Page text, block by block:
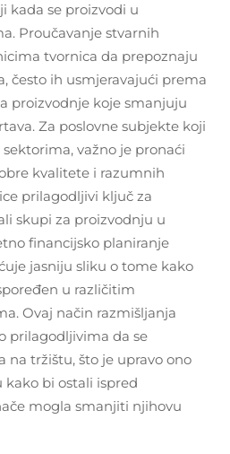
kada se proizvodi u
Proučavanje stvarnih
tvornica da prepoznaju
često ih usmjeravajući prema
proizvodnje koje smanjuju
Za poslovne subjekte koji
važno je pronaći
kvalitete i razumnih
prilagodljivi ključ za
skupi za proizvodnju u
financijsko planiranje
jasniju sliku o tome kako
u različitim
Ovaj način razmišljanja
prilagodljivima da se
na tržištu, što je upravo ono
bi ostali ispred
mogla smanjiti njihovu